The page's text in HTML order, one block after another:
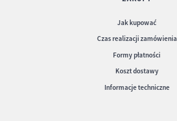
Etui kelenerskie nr 547 - etui Książeczka
Jak kupować
Czas realizacji zamówienia
Formy płatności
Koszt dostawy
Informacje techniczne